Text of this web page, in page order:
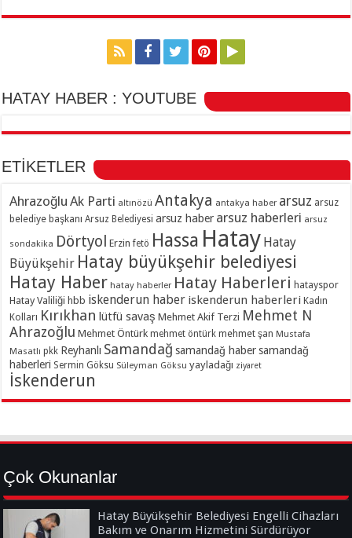
HATAY HABER : YOUTUBE
ETİKETLER
Ahrazoğlu Ak Parti altınözü Antakya antakya haber arsuz arsuz
belediye başkanı Arsuz Belediyesi arsuz haber arsuz haberleri arsuz
sondakika Dörtyol Erzin fetö Hassa Hatay Hatay
Büyükşehir Hatay büyükşehir belediyesi
Hatay Haber hatay haberler Hatay Haberleri hatayspor
Hatay Valiliği hbb iskenderun haber iskenderun haberleri Kadın
Kolları Kırıkhan lütfü savaş Mehmet Akif Terzi Mehmet N
Ahrazoğlu Mehmet Öntürk mehmet öntürk mehmet şan Mustafa
Masatlı pkk Reyhanlı Samandağ samandağ haber samandağ
haberleri Sermin Göksu Süleyman Göksu yayladağı ziyaret
İskenderun
Çok Okunanlar
Hatay Büyükşehir Belediyesi Engelli Cihazları
Bakım ve Onarım Hizmetini Sürdürüyor